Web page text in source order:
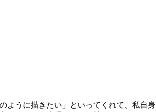
うに描きたい」といってくれて、私自